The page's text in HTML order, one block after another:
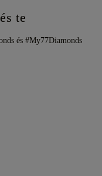
te
és #My77Diamonds